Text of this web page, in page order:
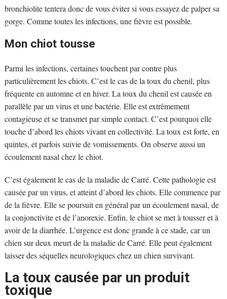
bronchiolite tentera donc de vous éviter si vous essayez de palper sa
gorge. Comme toutes les infections, une fièvre est possible.
Mon chiot tousse
Parmi les infections, certaines touchent par contre plus
particulièrement les chiots. C’est le cas de la toux du chenil, plus
fréquente en automne et en hiver. La toux du chenil est causée en
parallèle par un virus et une bactérie. Elle est extrêmement
contagieuse et se transmet par simple contact. C’est pourquoi elle
touche d’abord les chiots vivant en collectivité. La toux est forte, en
quintes, et parfois suivie de vomissements. On observe aussi un
écoulement nasal chez le chiot.
C’est également le cas de la maladie de Carré. Cette pathologie est
causée par un virus, et atteint d’abord les chiots. Elle commence par
de la fièvre. Elle se poursuit en général par un écoulement nasal, de
la conjonctivite et de l’anorexie. Enfin, le chiot se met à tousser et à
avoir de la diarrhée. L’urgence est donc grande à ce stade, car un
chien sur deux meurt de la maladie de Carré. Elle peut également
laisser des séquelles neurologiques chez un chien survivant.
La toux causée par un produit
toxique